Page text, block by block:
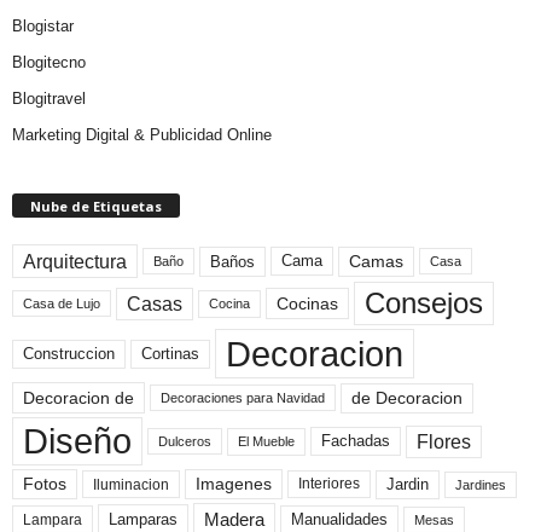
Blogistar
Blogitecno
Blogitravel
Marketing Digital & Publicidad Online
Nube de Etiquetas
Arquitectura Baño Baños Cama Camas Casa
Casa de Lujo Casas Cocina Cocinas Consejos
Construccion Cortinas Decoracion
Decoracion de Decoraciones para Navidad de Decoracion
Diseño Dulceros El Mueble Fachadas Flores
Fotos Iluminacion Imagenes Interiores Jardin Jardines
Lampara Lamparas Madera Manualidades Mesas